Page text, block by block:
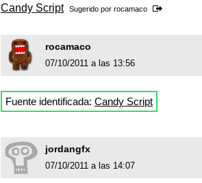
Candy Script Sugerido por rocamaco
rocamaco
07/10/2011 a las 13:56
Fuente identificada: Candy Script
jordangfx
07/10/2011 a las 14:07